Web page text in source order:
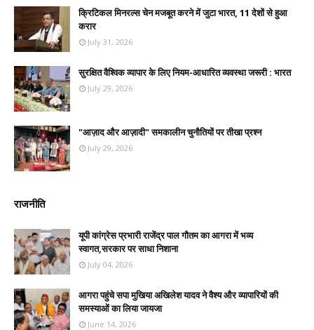
क्रिटिकल मिनरल्स चेन मजबूत करने में जुटा भारत, 11 देशों से हुआ
करार
July 31, 2026
सुरक्षित वैश्विक व्यापार के लिए नियम-आधारित व्यवस्था जरूरी : भारत
July 29, 2026
"आज़ाद और आज़ादी" समकालीन चुनौतियों पर तीखा प्रश्न
July 29, 2026
राजनीति
यूपी कांग्रेस प्रभारी राजेंद्र पाल गौतम का आगरा में भव्य
स्वागत,सरकार पर साधा निशाना
July 04, 2026
आगरा पहुंचे सपा मुखिया अखिलेश यादव ने वैश्य और व्यापारियों की
समस्याओं का लिया जायजा
June 14, 2026